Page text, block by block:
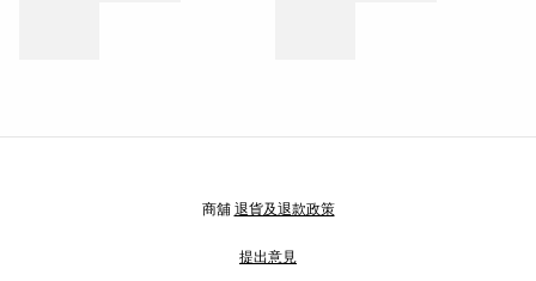
商舖 退貨及退款政策
提出意見